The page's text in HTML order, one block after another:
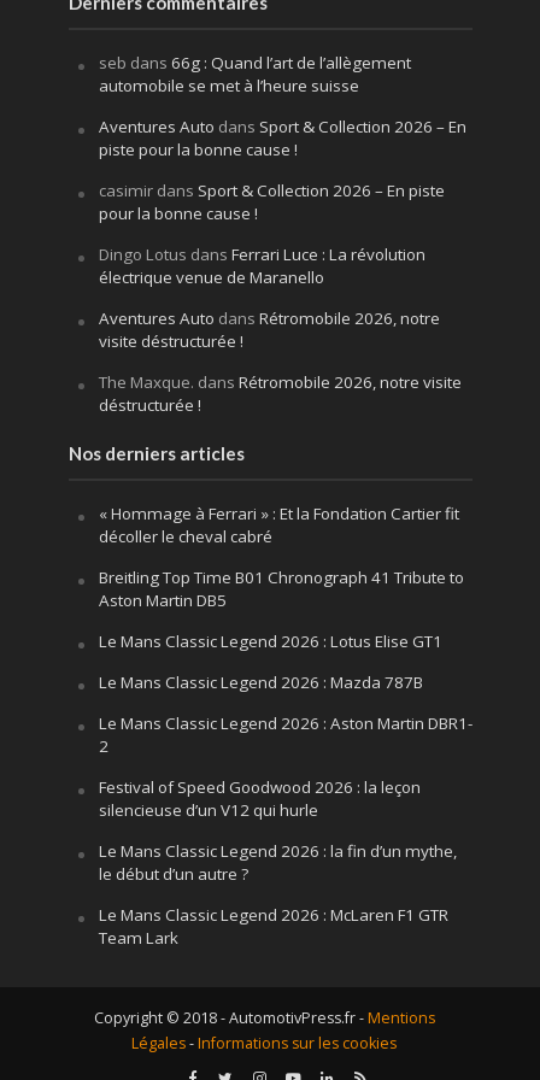
seb dans 66g : Quand l’art de l’allègement
automobile se met à l’heure suisse
Aventures Auto dans Sport & Collection 2026 – En
piste pour la bonne cause !
casimirdans Sport & Collection 2026 – En piste
pour la bonne cause !
Dingo Lotus dans Ferrari Luce : La révolution
électrique venue de Maranello
Aventures Auto dans Rétromobile 2026, notre
visite déstructurée !
The Maxque. dans Rétromobile 2026, notre visite
déstructurée !
Nos derniers articles
« Hommage à Ferrari » : Et la Fondation Cartier fit
décoller le cheval cabré
Breitling Top Time B01 Chronograph 41 Tribute to
Aston Martin DB5
Le Mans Classic Legend 2026 : Lotus Elise GT1
Le Mans Classic Legend 2026 : Mazda 787B
Le Mans Classic Legend 2026 : Aston Martin DBR1-
2
Festival of Speed Goodwood 2026 : la leçon
silencieuse d’un V12 qui hurle
Le Mans Classic Legend 2026 : la fin d’un mythe,
le début d’un autre ?
Le Mans Classic Legend 2026 : McLaren F1 GTR
Team Lark
Copyright © 2018 - AutomotivPress.fr -Mentions
Légales-Informations sur les cookies